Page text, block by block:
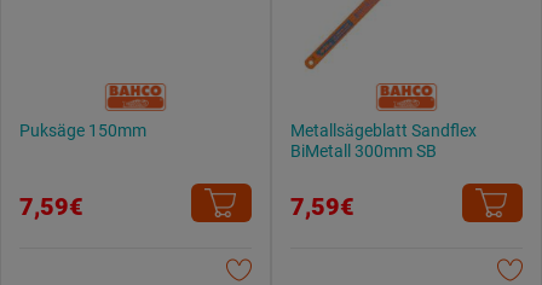
Puksäge 150mm
7,59€
Metallsägeblatt Sandflex
BiMetall 300mm SB
7,59€